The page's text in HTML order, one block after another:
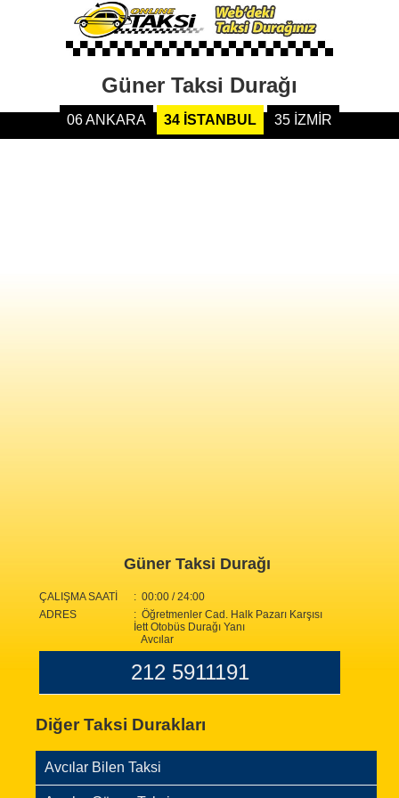
Güner Taksi Durağı
06 ANKARA 34 İSTANBUL 35 İZMİR
Güner Taksi Durağı
ÇALIŞMA SAATİ
: 00:00 / 24:00
ADRES
: Öğretmenler Cad. Halk Pazarı Karşısı
İett Otobüs Durağı Yanı
Avcılar
212 5911191
Diğer Taksi Durakları
Avcılar Bilen Taksi